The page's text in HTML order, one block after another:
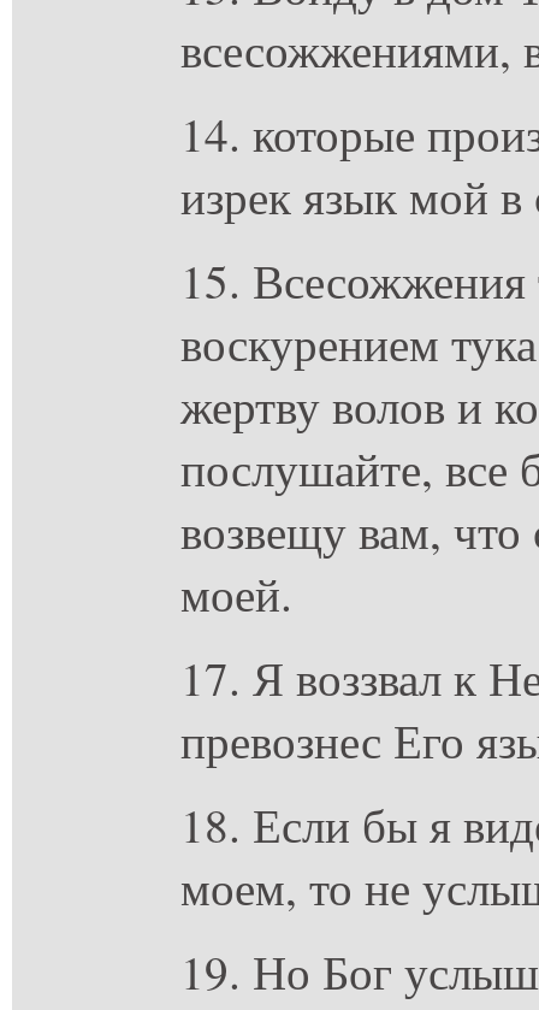
всесожжениями,
14. которые
изрек язык мой
15. Всесожжения
воскурением
жертву волов и
послушайте, все
возвещу вам,
моей.
17. Я воззвал к
превознес Его
18. Если бы я
моем, то не
19. Но Бог